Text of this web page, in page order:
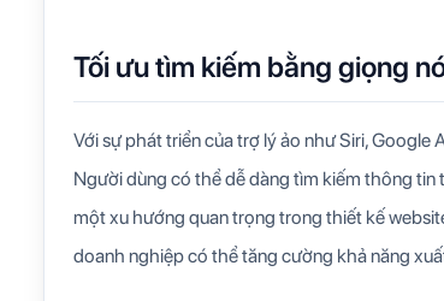
Tối ưu tìm kiếm bằng giọng
Với sự phát triển của trợ lý ảo như Siri,
Người dùng có thể dễ dàng tìm kiếm thông tin
một xu hướng quan trọng trong thiết kế
doanh nghiệp có thể tăng cường khả năng